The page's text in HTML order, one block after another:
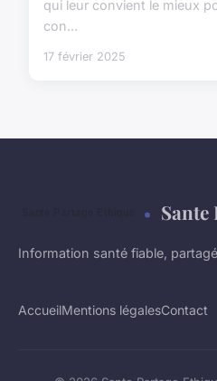
qui leur convient le mieux
con...
17 février 2025
Sante
Information santé fiable,
AccueilMentions légalesContact